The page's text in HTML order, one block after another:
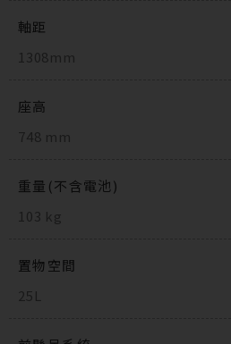
軸距
1308mm
座高
748 mm
重量(不含電池)
103 kg
置物空間
25L